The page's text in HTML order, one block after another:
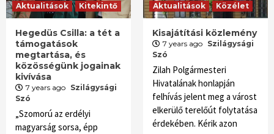
Aktualitások Kitekintő
Hegedüs Csilla: a tét a
támogatások
megtartása, és
közösségünk jogainak
kivívása
7 years ago Szilágysági
Szó
„Szomorú az erdélyi
magyarság sorsa, épp
Aktualitások Közélet
Kisajátítási közlemény
7 years ago Szilágysági
Szó
Zilah Polgármesteri
Hivatalának honlapján
felhívás jelent meg a várost
elkerülő terelőút folytatása
érdekében. Kérik azon